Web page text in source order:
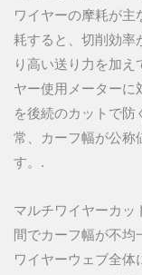
ワイヤーの摩耗が主
耗すると、切削効率
り高い送り力を加え
ヤー使用メーターに
を後続のカットで
常、カーフ幅が公称
す。.
マルチワイヤーカッ
間でカーフ幅が不均
ワイヤーウェブ全体